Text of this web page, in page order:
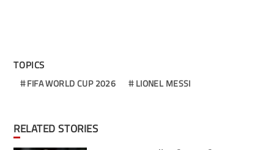
TOPICS
FIFA WORLD CUP 2026 LIONEL MESSI
RELATED STORIES